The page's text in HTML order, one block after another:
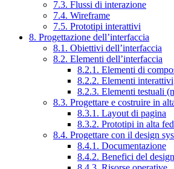
7.3. Flussi di interazione
7.4. Wireframe
7.5. Prototipi interattivi
8. Progettazione dell’interfaccia
8.1. Obiettivi dell’interfaccia
8.2. Elementi dell’interfaccia
8.2.1. Elementi di
8.2.2. Elementi interattivi
8.2.3. Elementi testuali
8.3. Progettare e costruire in
8.3.1. Layout di pagina
8.3.2. Prototipi in alta
8.4. Progettare con il design
8.4.1. Documentazione
8.4.2. Benefici del